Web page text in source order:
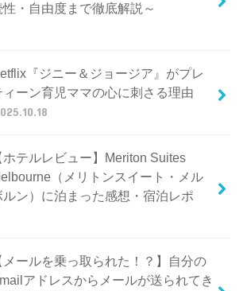
性・自由度まで徹底解説～
『ジニー＆ジョージア』がプレ
ィーン育児ママの心に刺さる理由
ホテルレビュー】Meriton Suites
（メリトンスイート・メル
ルン）に泊まった感想・宿泊レポ
メールを乗っ取られた！？】自分の
アドレスからメールが送られてき